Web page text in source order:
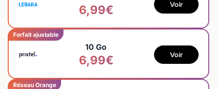
6,99€ Voir
Forfait ajustable
10 Go
6,99€ Voir
Réseau Orange